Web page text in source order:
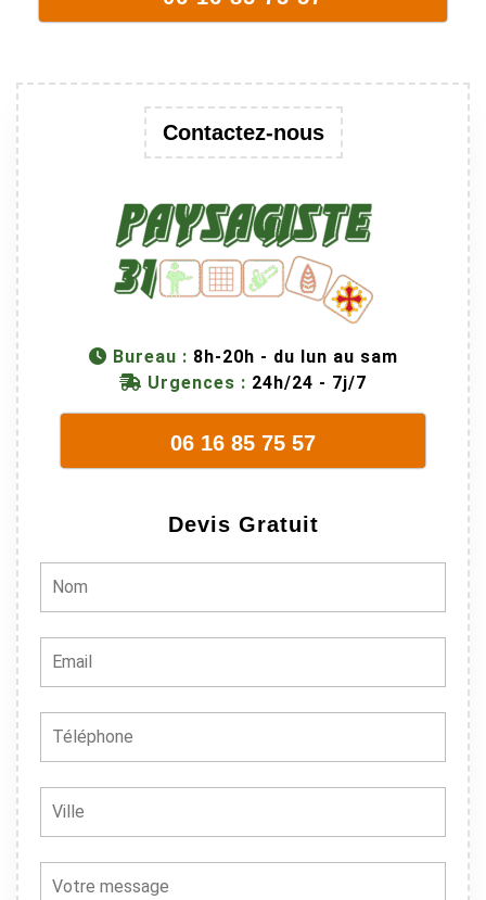
Contactez-nous
Bureau : 8h-20h - du lun au sam
Urgences : 24h/24 - 7j/7
06 16 85 75 57
Devis Gratuit